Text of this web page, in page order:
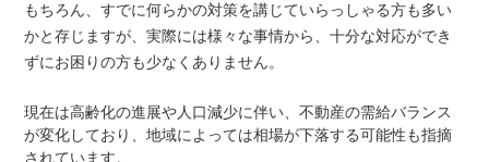
もちろん、すでに何らかの対策を講じていらっしゃる方も多い
かと存じますが、実際には様々な事情から、十分な対応ができ
ずにお困りの方も少なくありません。
現在は高齢化の進展や人口減少に伴い、不動産の需給バランス
が変化しており、地域によっては相場が下落する可能性も指摘
されています。